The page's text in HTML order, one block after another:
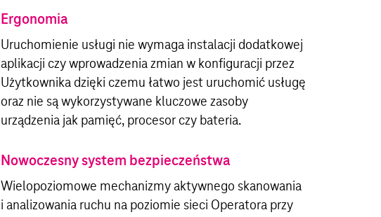
Ergonomia
Uruchomienie usługi nie wymaga instalacji dodatkowej
aplikacji czy wprowadzenia zmian w konfiguracji przez
Użytkownika dzięki czemu łatwo jest uruchomić usługę
oraz nie są wykorzystywane kluczowe zasoby
urządzenia jak pamięć, procesor czy bateria.
Nowoczesny system bezpieczeństwa
Wielopoziomowe mechanizmy aktywnego skanowania
i analizowania ruchu na poziomie sieci Operatora przy